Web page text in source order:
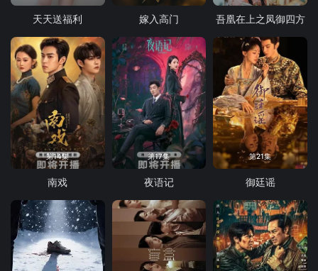
天天送福利 嫁入高门 吾凰在上之凤御四方
第14集
南戏
第17集
夜语记
第21集
御廷谣